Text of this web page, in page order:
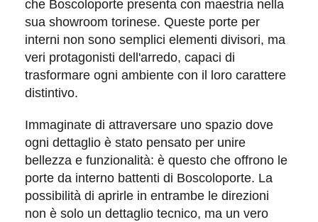
che Boscoloporte presenta con maestria nella
sua showroom torinese. Queste porte per
interni non sono semplici elementi divisori, ma
veri protagonisti dell'arredo, capaci di
trasformare ogni ambiente con il loro carattere
distintivo.
Immaginate di attraversare uno spazio dove
ogni dettaglio è stato pensato per unire
bellezza e funzionalità: è questo che offrono le
porte da interno battenti di Boscoloporte. La
possibilità di aprirle in entrambe le direzioni
non è solo un dettaglio tecnico, ma un vero